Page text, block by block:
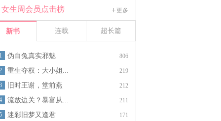
更多
女生周会员点击榜
新书 连载 超长篇
806
1 伪白兔真实邪魅
219
重生夺权：大小姐...
212
旧时王谢，堂前燕
211
流放边关？暴富从...
171
迷彩旧梦又逢君